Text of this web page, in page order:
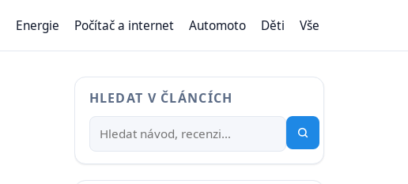
Energie Počítač a internet Automoto Děti Vše
HLEDAT V ČLÁNCÍCH